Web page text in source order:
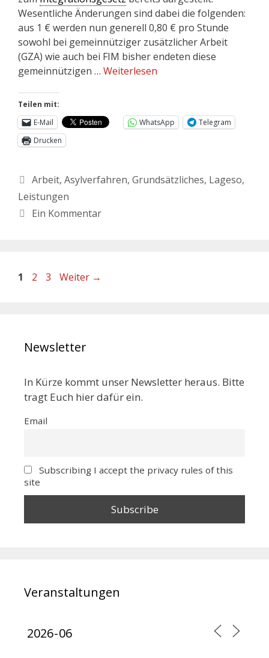
Wesentliche Änderungen sind dabei die folgenden:
aus 1 € werden nun generell 0,80 € pro Stunde
sowohl bei gemeinnütziger zusätzlicher Arbeit
(GZA) wie auch bei FIM bisher endeten diese
gemeinnützigen … Weiterlesen
Teilen mit:
E-Mail
WhatsApp
Telegram
Drucken
Arbeit, Asylverfahren, Grundsätzliches, Lageso,
Leistungen
Ein Kommentar
1 2 3 Weiter →
Newsletter
In Kürze kommt unser Newsletter heraus. Bitte
tragt Euch hier dafür ein.
Email
Subscribing I accept the privacy rules of this
site
Veranstaltungen